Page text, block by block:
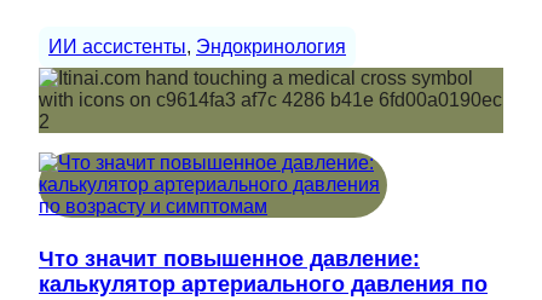
ИИ ассистенты, Эндокринология
Что значит повышенное давление:
калькулятор артериального давления по